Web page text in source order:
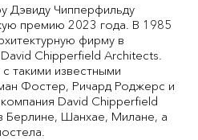
Дэвиду Чипперфильду
премию 2023 года. В 1985
фирму в
Chipperfield Architects.
такими известными
Фостер, Ричард Роджерс и
David Chipperfield
Берлине, Шанхае, Милане, а